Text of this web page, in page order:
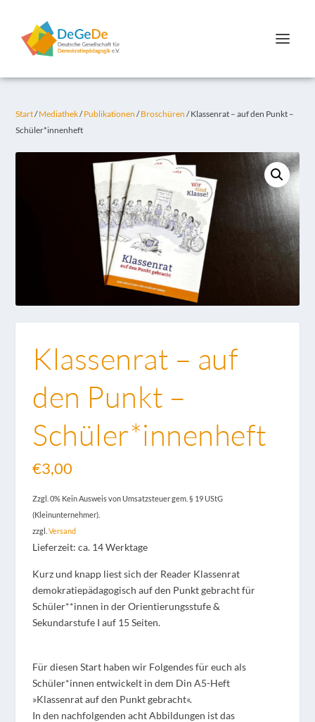
Start/Mediathek/Publikationen /Broschüren / Klassenrat – auf den Punkt –
Schüler*innenheft
Klassenrat – auf
den Punkt –
Schüler*innenheft
€3,00
Zzgl. 0% Kein Ausweis von Umsatzsteuer gem. § 19 UStG
(Kleinunternehmer).
zzgl.Versand
Lieferzeit: ca. 14 Werktage
Kurz und knapp liest sich der Reader Klassenrat
demokratiepädagogisch auf den Punkt gebracht für
Schüler**innen in der Orientierungsstufe &
Sekundarstufe I auf 15 Seiten.
Für diesen Start haben wir Folgendes für euch als
Schüler*innen entwickelt in dem Din A5-Heft
»Klassenrat auf den Punkt gebracht«.
In den nachfolgenden acht Abbildungen ist das